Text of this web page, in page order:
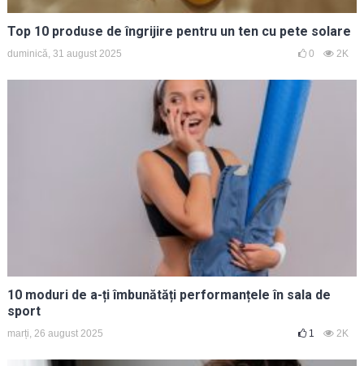
Top 10 produse de îngrijire pentru un ten cu pete solare
duminică, 31 august 2025 0 2K
10 moduri de a-ți îmbunătăți performanțele în sala de
sport
marți, 26 august 2025 1 2K